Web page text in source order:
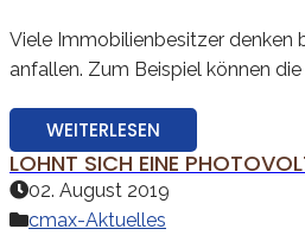
Viele Immobilienbesitzer denken
anfallen. Zum Beispiel können
WEITERLESEN
LOHNT SICH EINE
02. August 2019
cmax-Aktuelles